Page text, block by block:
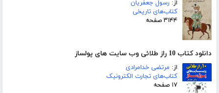
از: رسول جعفریان
کتاب‌های تاریخی
۳۱۴۴ صفحه
دانلود کتاب 10 راز طلائی وب سایت های پولساز
از: مرتضی خدامرادی
کتاب‌های تجارت الکترونیک
۱۷ صفحه